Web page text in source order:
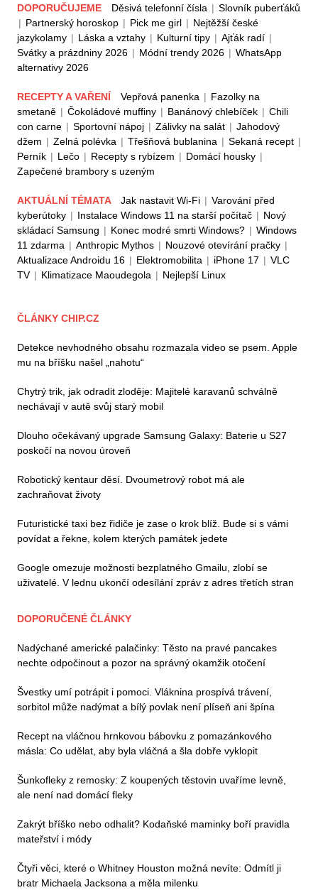
DOPORUČUJEME Děsivá telefonní čísla | Slovník puberťáků
| Partnerský horoskop | Pick me girl | Nejtěžší české
jazykolamy | Láska a vztahy | Kulturní tipy | Ajťák radí |
Svátky a prázdniny 2026 | Módní trendy 2026 | WhatsApp
alternativy 2026
RECEPTY A VAŘENÍ Vepřová panenka | Fazolky na
smetaně | Čokoládové muffiny | Banánový chlebíček | Chili
con carne | Sportovní nápoj | Zálivky na salát | Jahodový
džem | Zelná polévka | Třešňová bublanina | Sekaná recept |
Perník | Lečo | Recepty s rybízem | Domácí housky |
Zapečené brambory s uzeným
AKTUÁLNÍ TÉMATA Jak nastavit Wi-Fi | Varování před
kyberútoky | Instalace Windows 11 na starší počítač | Nový
skládací Samsung | Konec modré smrti Windows? | Windows
11 zdarma | Anthropic Mythos | Nouzové otevírání pračky |
Aktualizace Androidu 16 | Elektromobilita | iPhone 17 | VLC
TV | Klimatizace Maoudegola | Nejlepší Linux
ČLÁNKY CHIP.CZ
Detekce nevhodného obsahu rozmazala video se psem. Apple
mu na bříšku našel „nahotu“
Chytrý trik, jak odradit zloděje: Majitelé karavanů schválně
nechávají v autě svůj starý mobil
Dlouho očekávaný upgrade Samsung Galaxy: Baterie u S27
poskočí na novou úroveň
Robotický kentaur děsí. Dvoumetrový robot má ale
zachraňovat životy
Futuristické taxi bez řidiče je zase o krok blíž. Bude si s vámi
povídat a řekne, kolem kterých památek jedete
Google omezuje možnosti bezplatného Gmailu, zlobí se
uživatelé. V lednu ukončí odesílání zpráv z adres třetích stran
DOPORUČENÉ ČLÁNKY
Nadýchané americké palačinky: Těsto na pravé pancakes
nechte odpočinout a pozor na správný okamžik otočení
Švestky umí potrápit i pomoci. Vláknina prospívá trávení,
sorbitol může nadýmat a bílý povlak není plíseň ani špína
Recept na vláčnou hrnkovou bábovku z pomazánkového
másla: Co udělat, aby byla vláčná a šla dobře vyklopit
Šunkofleky z remosky: Z koupených těstovin uvaříme levně,
ale není nad domácí fleky
Zakrýt bříško nebo odhalit? Kodaňské maminky boří pravidla
mateřství i módy
Čtyři věci, které o Whitney Houston možná nevíte: Odmítl ji
bratr Michaela Jacksona a měla milenku